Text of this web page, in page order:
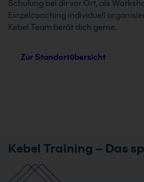
Schulung bei dir vor Ort, als
Einzelcoaching individuell
Kebel Team berät dich gerne.
Zur Standortübersicht
Kebel Training – Das